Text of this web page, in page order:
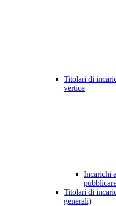
Titolari di
vertice
Incarichi
Titolari di
generali)